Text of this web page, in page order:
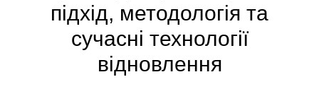
підхід, методологія та
сучасні технології
відновлення